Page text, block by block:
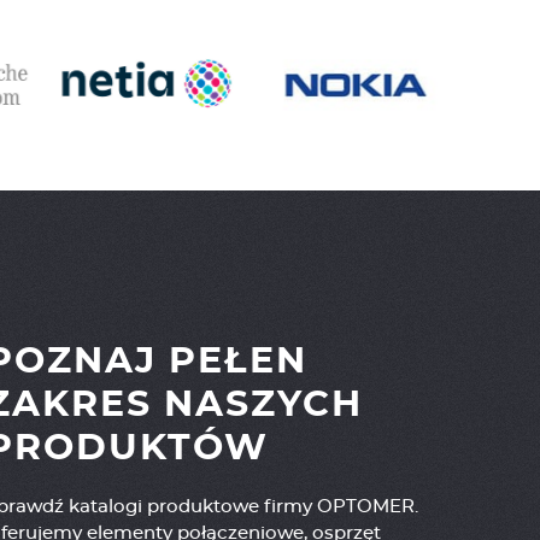
PEŁEN
NASZYCH
katalogi produktowe firmy OPTOMER.
elementy połączeniowe, osprzęt